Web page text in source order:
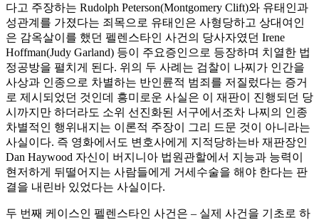
다고 주장하는 Rudolph Peterson(Montgomery Clift)와 유태인과
성관계를 가졌다는 죄목으로 유태인은 사형당하고 상대여인
은 감옥살이를 했던 펠렌스타인 사건의 당사자였던 Irene
Hoffman(Judy Garland) 등이 주요증인으로 등장하며 치열한 법
정공방을 펼치게 된다. 위의 두 사례는 검찰이 나찌가 인간을
사상과 인종으로 차별하는 반인륜적 범죄를 저질렀다는 증거
로 제시되었던 것인데 흥미로운 사실은 이 재판이 진행되던 당
시까지만 하더라도 소위 선진화된 서구에서조차 나찌의 인종
차별적인 행위내지는 이론적 주장이 그리 드문 것이 아니라는
사실이다. 즉 영화에서도 변호사에게 지적당하는바 재판장인
Dan Haywood 자신이 버지니아 법원관할에서 지능과 능력이
현저하게 뒤떨어지는 사람들에게 거세수술을 해야 한다는 판
결을 내린바 있었다는 사실이다.
두 번째 케이스인 펠렌스타인 사건은 – 실제 사건을 기초로 하